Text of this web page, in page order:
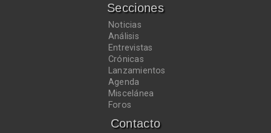
Secciones
Noticias
Análisis
Entrevistas
Crónicas
Lanzamientos
Agenda
Miscelánea
Foros
Contacto